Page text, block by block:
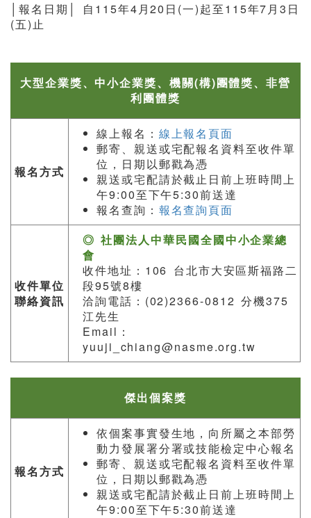
│報名日期│ 自115年4月20日(一)起至115年7月3日
(五)止
大型企業獎、中小企業獎、機關(構)團體獎、非營
利團體獎
報名方式
線上報名： 線上報名頁面
郵寄、親送或宅配報名資料至收件單
位，日期以郵戳為憑
親送或宅配請於截止日前上班時間上
午9:00至下午5:30前送達
報名查詢： 報名查詢頁面
收件單位
聯絡資訊
◎ 社團法人中華民國全國中小企業總
會
收件地址：106 台北市大安區斯福路二
段95號8樓
洽詢電話：(02)2366-0812 分機375
江先生
Email：
yuuji_chiang@nasme.org.tw
傑出個案獎
報名方式
依個案事實發生地，向所屬之本部勞
動力發展署分署或技能檢定中心報名
郵寄、親送或宅配報名資料至收件單
位，日期以郵戳為憑
親送或宅配請於截止日前上班時間上
午9:00至下午5:30前送達